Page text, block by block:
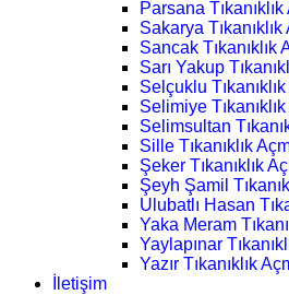
Parsana
Sakarya Tıkanıklık
Sancak Tıkanıklık
Sarı Yakup
Selçuklu
Selimiye
Selimsultan
Sille Tıkanıklık
Şeker Tıkanıklık
Şeyh Şamil
Ulubatlı Hasan
Yaka Meram
Yaylapınar
Yazır Tıkanıklık
İletişim